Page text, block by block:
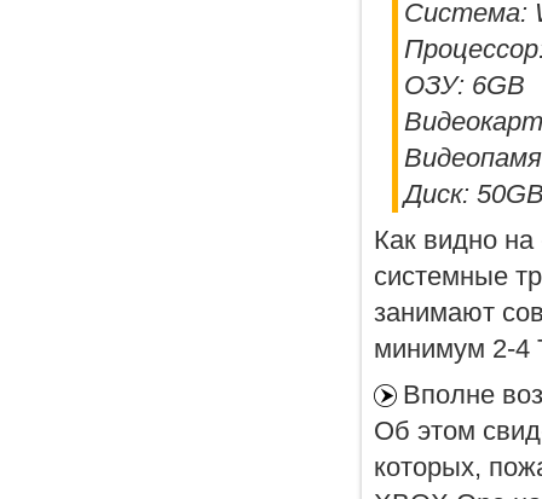
Система:
ОЗУ: 6GB
Диск:
Как видно
системные
занимают
минимум 2-4
Вполне
Об этом
которых,